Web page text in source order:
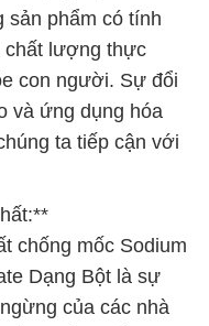
sản phẩm có tính
chất lượng thực
con người. Sự đổi
và ứng dụng hóa
ta tiếp cận với
chống mốc Sodium
Dạng Bột là sự
của các nhà